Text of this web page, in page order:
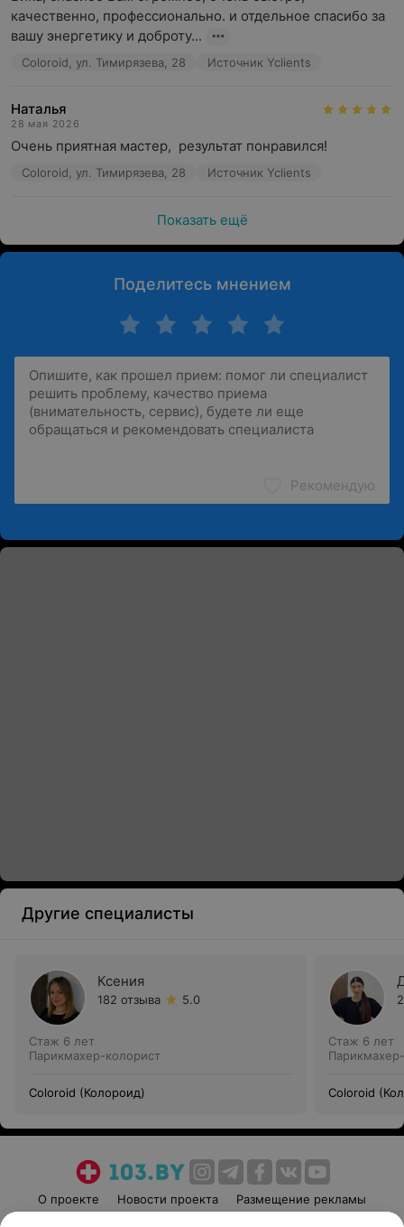
качественно, профессионально. и отдельное спасибо за
вашу энергетику и доброту...
Coloroid, ул. Тимирязева, 28 Источник Yclients
Наталья
28 мая 2026
Очень приятная мастер,  результат понравился!
Coloroid, ул. Тимирязева, 28 Источник Yclients
Показать ещё
Поделитесь мнением
Рекомендую
Другие специалисты
Ксения
182 отзыва 5.0
Стаж 6 лет
Парикмахер-колорист
Coloroid (Колороид)
Стаж 6 лет
Coloroid
О проекте Новости проекта
Размещение рекламы